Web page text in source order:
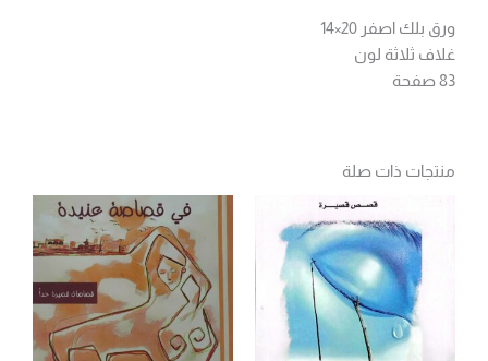
ورق بلك اصفر 20×14
غلاف ثلاثة لون
83 صفحة
منتجات ذات صلة